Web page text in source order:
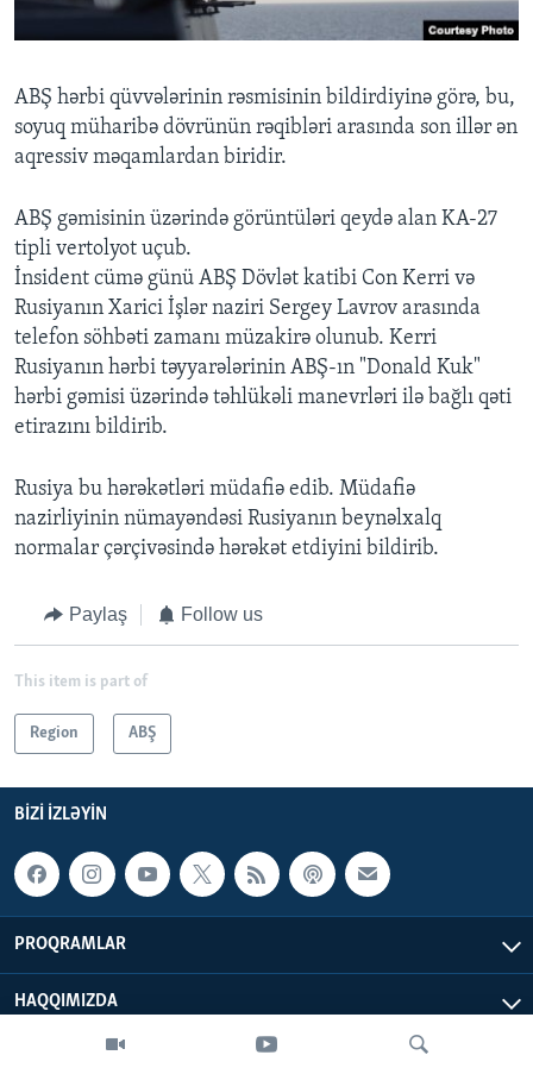
ABŞ hərbi qüvvələrinin rəsmisinin bildirdiyinə görə, bu,
soyuq müharibə dövrünün rəqibləri arasında son illər ən
aqressiv məqamlardan biridir.
ABŞ gəmisinin üzərində görüntüləri qeydə alan KA-27
tipli vertolyot uçub.
İnsident cümə günü ABŞ Dövlət katibi Con Kerri və
Rusiyanın Xarici İşlər naziri Sergey Lavrov arasında
telefon söhbəti zamanı müzakirə olunub. Kerri
Rusiyanın hərbi təyyarələrinin ABŞ-ın "Donald Kuk"
hərbi gəmisi üzərində təhlükəli manevrləri ilə bağlı qəti
etirazını bildirib.
Rusiya bu hərəkətləri müdafiə edib. Müdafiə
nazirliyinin nümayəndəsi Rusiyanın beynəlxalq
normalar çərçivəsində hərəkət etdiyini bildirib.
Paylaş Follow us
This item is part of
Region ABŞ
BIZI IZLƏYIN
PROQRAMLAR
HAQQIMIZDA